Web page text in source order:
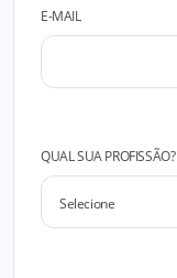
E-MAIL
QUAL SUA PROFISSÃO?